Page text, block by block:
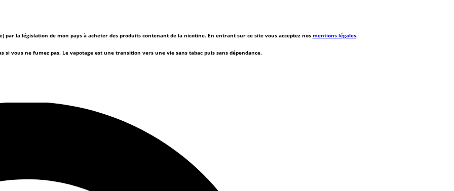
par la législation de mon pays à acheter des produits contenant de la nicotine. En entrant sur ce site vous acceptez nos mentions légales.
si vous ne fumez pas. Le vapotage est une transition vers une vie sans tabac puis sans dépendance.